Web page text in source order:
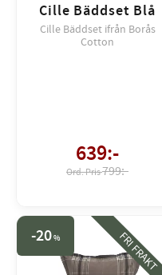
Cille Bäddset Blå
Cille Bäddset ifrån Borås
Cotton
639:-
799:-
20% FRI FRAKT